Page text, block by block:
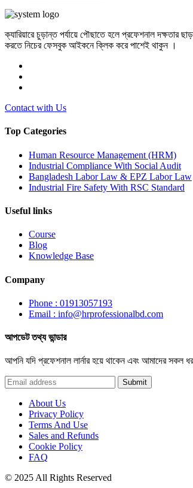
ক্যারিয়ারে চুড়ান্ত পর্যায়ে পৌছাতে হলে প্রফেশনাল
করতে নিচের ফেসবুক আইকনে ক্লিক করে পাশেই থাকুন ।
Contact with Us
Top Categories
Human Resource Management (HRM)
Industrial Compliance With Social Audit
Bangladesh Labor Law & EPZ Labor Law
Industrial Fire Safety With RSC Standard
Useful links
Course
Blog
Knowledge Base
Company
Phone : 01913057193
Email : info@hrprofessionalbd.com
আপডেট তথ্য ভান্ডার
আপনি যদি প্রফেশনাল লার্নার হয়ে থাকেন এবং আমাদের সকল
Submit
About Us
Privacy Policy
Terms And Use
Sales and Refunds
Cookie Policy
FAQ
© 2025 All Rights Reserved